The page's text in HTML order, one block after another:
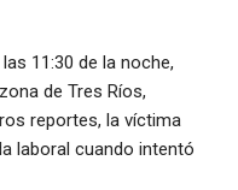
11:30 de la noche,
de Tres Ríos,
reportes, la víctima
laboral cuando intentó